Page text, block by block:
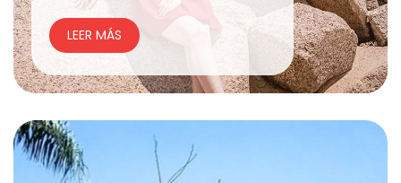
LEER MÁS